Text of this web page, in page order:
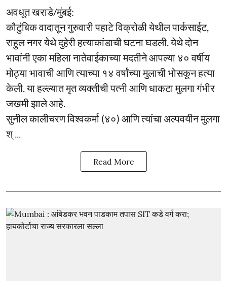
अवधूत खराडे/मुंबई:
कौटुंबिक वादातून गुरुवारी पहाटे विक्रोळी येथील पार्कसाईट,
राहुल नगर येथे दुहेरी हत्याकांडाची घटना घडली. येथे दोन
भावांनी एका महिला नातेवाईकाच्या मदतीने आपल्या ४० वर्षीय
मोठ्या भावाची आणि त्याच्या १४ वर्षांच्या मुलाची भोसकून हत्या
केली. या हल्ल्यात मृत व्यक्तीची पत्नी आणि धाकटा मुलगा गंभीर
जखमी झाले आहे.
सुनील कालीचरण विश्वकर्मा (४०) आणि त्यांचा अल्पवयीन मुलगा
श् ...
Read More